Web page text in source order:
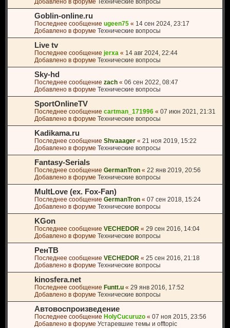
Goblin-online.ru
Последнее сообщение ugeen75 « 14 сен 2024, 23:17
Добавлено в форуме Технические вопросы
Live tv
Последнее сообщение jerxa « 14 авг 2024, 22:44
Добавлено в форуме Технические вопросы
Sky-hd
Последнее сообщение zach « 06 сен 2022, 08:47
Добавлено в форуме Технические вопросы
SportOnlineTV
Последнее сообщение cartman_171996 « 07 июн 2021, 21:31
Добавлено в форуме Технические вопросы
Kadikama.ru
Последнее сообщение Shvaaager « 21 ноя 2019, 15:22
Добавлено в форуме Технические вопросы
Fantasy-Serials
Последнее сообщение GermanTron « 22 янв 2019, 20:56
Добавлено в форуме Технические вопросы
MultLove (ex. Fox-Fan)
Последнее сообщение GermanTron « 07 сен 2018, 15:24
Добавлено в форуме Технические вопросы
KGon
Последнее сообщение VECHEDOR « 29 сен 2016, 14:04
Добавлено в форуме Технические вопросы
РенТВ
Последнее сообщение VECHEDOR « 25 сен 2016, 21:18
Добавлено в форуме Технические вопросы
kinosfera.net
Последнее сообщение Funtt.u « 29 янв 2016, 17:52
Добавлено в форуме Технические вопросы
Автовоспроизведение
Последнее сообщение HolyCucuruzo « 07 ноя 2015, 23:56
Добавлено в форуме Устаревшие темы и offtopic